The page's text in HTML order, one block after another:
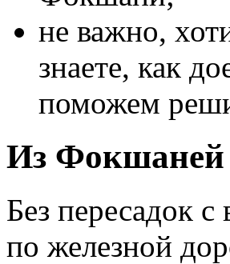
не важно,
знаете, как
поможем
Из Фокшаней
Без пересадок
по железной